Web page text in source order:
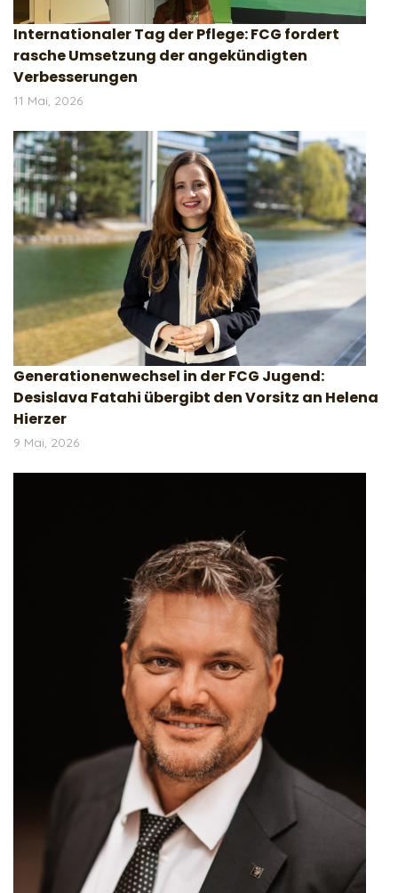
Internationaler Tag der Pflege: FCG fordert
rasche Umsetzung der angekündigten
Verbesserungen
11 Mai, 2026
Generationenwechsel in der FCG Jugend:
Desislava Fatahi übergibt den Vorsitz an Helena
Hierzer
9 Mai, 2026